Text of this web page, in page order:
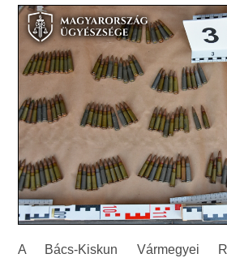
A Bács-Kiskun Vármegyei